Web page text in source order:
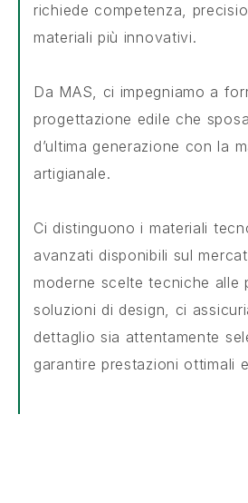
richiede competenza,
materiali più innovativi.
Da MAS, ci impegniamo a
progettazione edile che
d’ultima generazione con la
artigianale.
Ci distinguono i materiali
avanzati disponibili sul
moderne scelte tecniche alle
soluzioni di design, ci
dettaglio sia attentamente
garantire prestazioni ottimali